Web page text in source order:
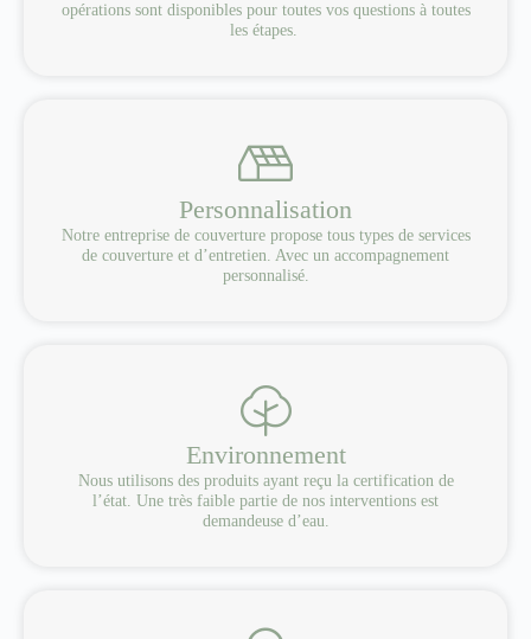
opérations sont disponibles pour toutes vos questions à toutes
les étapes.
Personnalisation
Notre entreprise de couverture propose tous types de services
de couverture et d’entretien. Avec un accompagnement
personnalisé.
Environnement
Nous utilisons des produits ayant reçu la certification de
l’état. Une très faible partie de nos interventions est
demandeuse d’eau.